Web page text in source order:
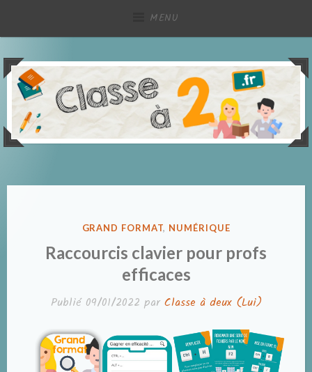
principal
MENU
Classe à deux
PUBLIÉ
GRAND FORMAT, NUMÉRIQUE
Raccourcis clavier pour profs
efficaces
Publié 09/01/2022 par Classe à deux (Lui)